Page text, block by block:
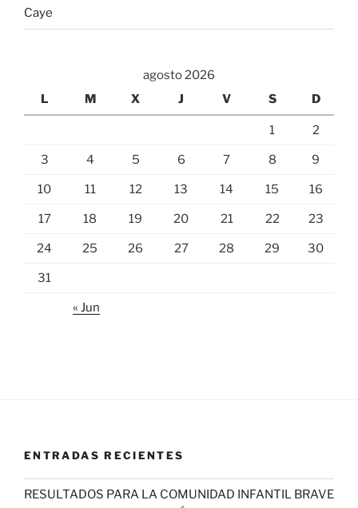
Caye
agosto 2026
L
M X J V S D
1 2
3 4 5 6 7 8 9
10 11 12 13 14 15 16
17 18 19 20 21 22 23
24 25 26 27 28 29 30
31
« Jun
ENTRADAS RECIENTES
RESULTADOS PARA LA COMUNIDAD INFANTIL BRAVE